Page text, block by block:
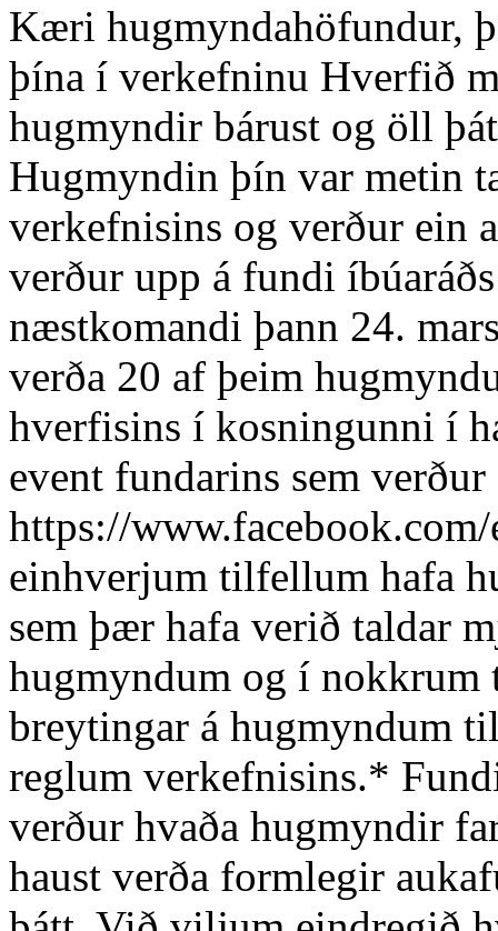
Kæri hugmyndahöfundur,
þína í verkefninu Hverfið
hugmyndir bárust og öll
Hugmyndin þín var metin
verkefnisins og verður ein
verður upp á fundi
næstkomandi þann 24.
verða 20 af þeim
hverfisins í kosningunni í
event fundarins sem
https://
einhverjum tilfellum hafa
sem þær hafa verið taldar
hugmyndum og í
breytingar á hugmyndum
reglum verkefnisins.*
verður hvaða hugmyndir
haust verða formlegir